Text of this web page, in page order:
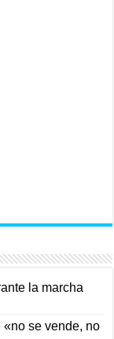
la marcha
se vende, no